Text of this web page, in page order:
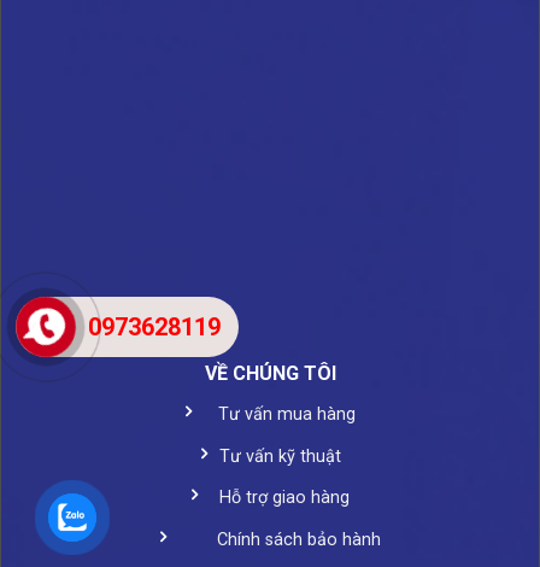
VỀ CHÚNG TÔI
Tư vấn mua hàng
Tư vấn kỹ thuật
Hỗ trợ giao hàng
Chính sách bảo hành
0973628119